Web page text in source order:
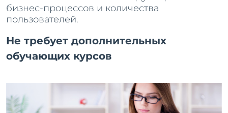
бизнес-процессов и количества
пользователей.
Не требует дополнительных
обучающих курсов